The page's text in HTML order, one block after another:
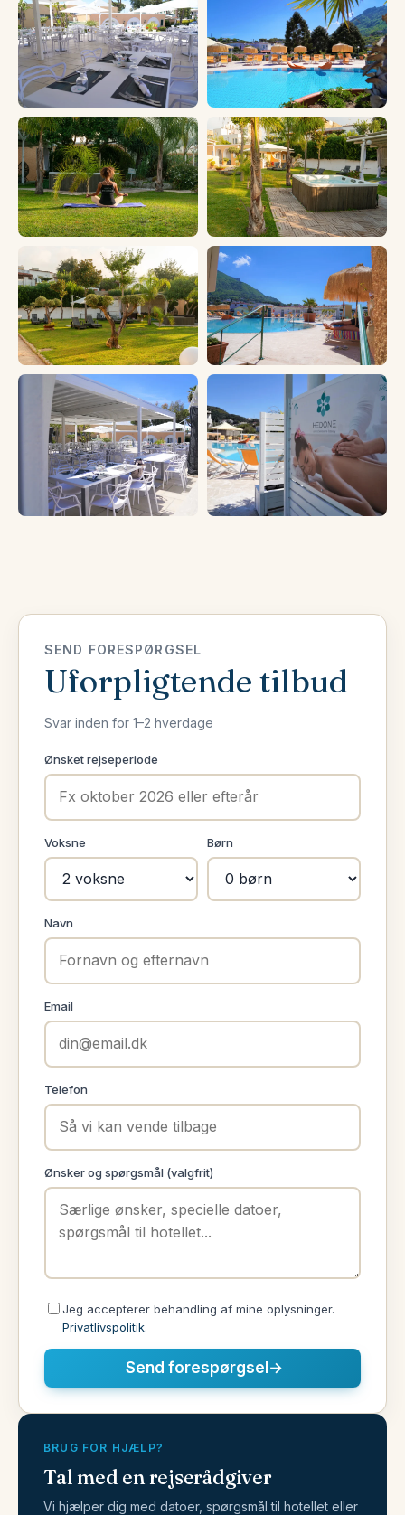
SEND FORESPØRGSEL
Uforpligtende tilbud
Svar inden for 1–2 hverdage
Ønsket rejseperiode
Voksne Børn
Navn
Email
Telefon
Ønsker og spørgsmål (valgfrit)
Jeg accepterer behandling af mine oplysninger.
Privatlivspolitik.
Send forespørgsel→
BRUG FOR HJÆLP?
Tal med en rejserådgiver
Vi hjælper dig med datoer, spørgsmål til hotellet eller